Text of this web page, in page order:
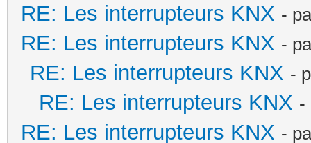
RE: Les interrupteurs KNX -
RE: Les interrupteurs KNX -
RE: Les interrupteurs KNX -
RE: Les interrupteurs KNX -
RE: Les interrupteurs KNX -